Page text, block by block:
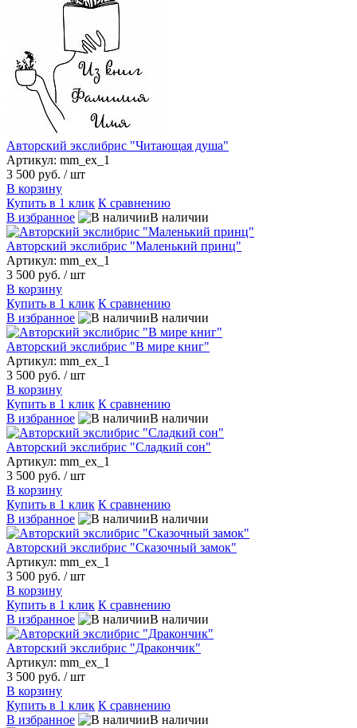
Авторский экслибрис "Читающая душа"
Артикул: mm_ex_1
3 500 руб. / шт
В корзину
Купить в 1 клик К сравнению
В избранное
В наличии
Авторский экслибрис "Маленький принц"
Артикул: mm_ex_1
3 500 руб. / шт
В корзину
Купить в 1 клик К сравнению
В избранное
В наличии
Авторский экслибрис "В мире книг"
Артикул: mm_ex_1
3 500 руб. / шт
В корзину
Купить в 1 клик К сравнению
В избранное
В наличии
Авторский экслибрис "Сладкий сон"
Артикул: mm_ex_1
3 500 руб. / шт
В корзину
Купить в 1 клик К сравнению
В избранное
В наличии
Авторский экслибрис "Сказочный замок"
Артикул: mm_ex_1
3 500 руб. / шт
В корзину
Купить в 1 клик К сравнению
В избранное
В наличии
Авторский экслибрис "Дракончик"
Артикул: mm_ex_1
3 500 руб. / шт
В корзину
Купить в 1 клик К сравнению
В избранное
В наличии